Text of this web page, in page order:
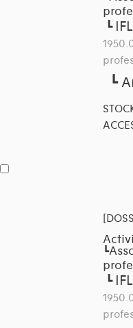
┗
┗
┗
┗